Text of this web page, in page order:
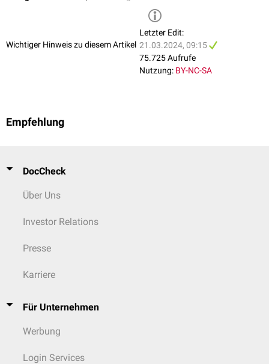
Wichtiger Hinweis zu diesem Artikel
Letzter Edit:
21.03.2024, 09:15
75.725 Aufrufe
Nutzung: BY-NC-SA
Empfehlung
DocCheck
Über Uns
Investor Relations
Presse
Karriere
Für Unternehmen
Werbung
Login Services